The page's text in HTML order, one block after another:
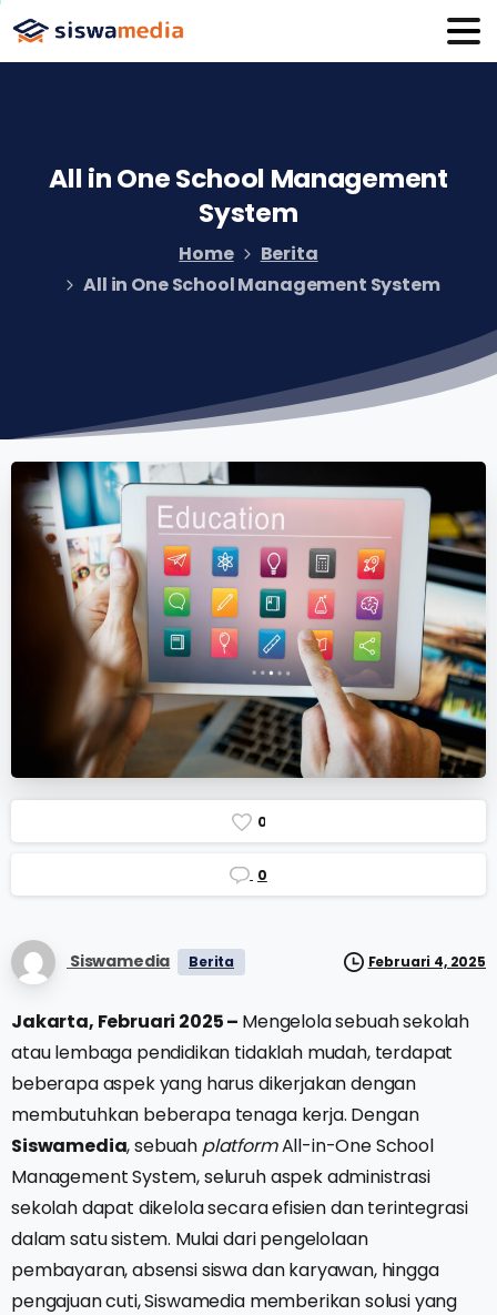
All inOneSchool Management
System
Home
Berita
All in One School Management System
0
0
Siswamedia Berita Februari 4, 2025
Jakarta, Februari 2025 – Mengelola sebuah sekolah
atau lembaga pendidikan tidaklah mudah, terdapat
beberapa aspek yang harus dikerjakan dengan
membutuhkan beberapa tenaga kerja. Dengan
Siswamedia, sebuah platformAll-in-One School
Management System, seluruh aspek administrasi
sekolah dapat dikelola secara efisien dan terintegrasi
dalam satu sistem. Mulai dari pengelolaan
pembayaran, absensi siswa dan karyawan, hingga
pengajuan cuti, Siswamedia memberikan solusi yang